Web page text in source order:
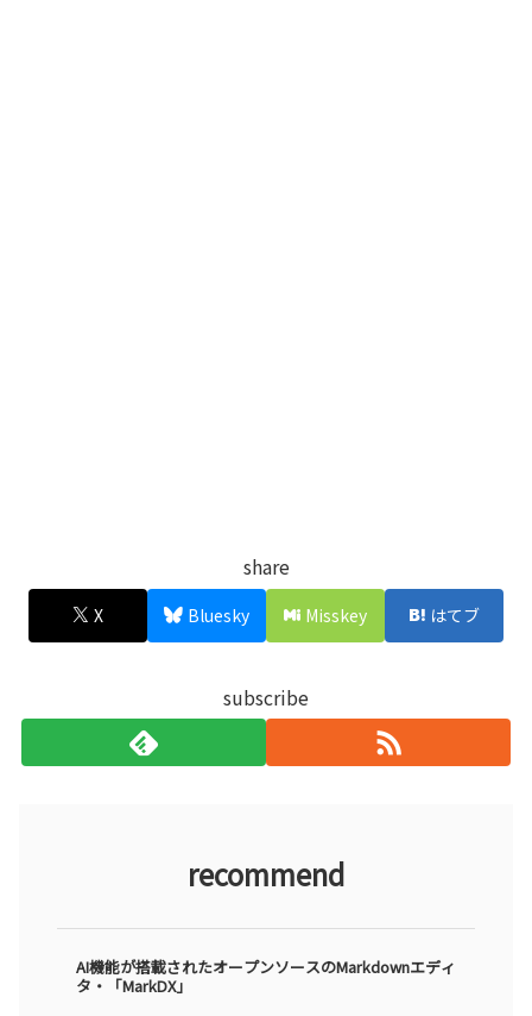
share
X Bluesky Misskey はてブ
subscribe
recommend
AI機能が搭載されたオープンソースのMarkdownエディ
タ・「MarkDX」